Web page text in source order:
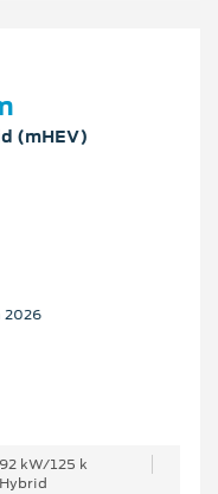
(mHEV)
2026
92 kW/125 k
Hybrid